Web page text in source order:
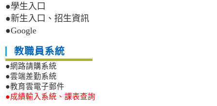
●學生入口
●新生入口、招生資訊
●Google
教職員系統
●網路請購系統
●雲端差勤系統
●教育雲電子郵件
●成績輸入系統、課表查詢